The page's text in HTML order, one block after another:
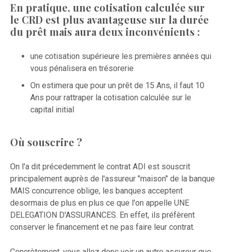
En pratique, une cotisation calculée sur
le CRD est plus avantageuse sur la durée
du prêt mais aura deux inconvénients :
une cotisation supérieure les premières années qui
vous pénalisera en trésorerie
On estimera que pour un prêt de 15 Ans, il faut 10
Ans pour rattraper la cotisation calculée sur le
capital initial
Où souscrire ?
On l'a dit précedemment le contrat ADI est souscrit
principalement auprès de l'assureur "maison" de la banque
MAIS concurrence oblige, les banques acceptent
desormais de plus en plus ce que l'on appelle UNE
DELEGATION D'ASSURANCES. En effet, ils préfèrent
conserver le financement et ne pas faire leur contrat.